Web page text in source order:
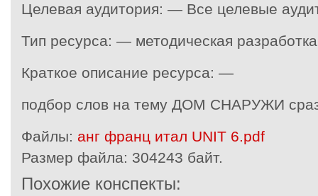
Целевая аудитория: — Все целевые
Тип ресурса: — методическая разработка
Краткое описание ресурса: —
подбор слов на тему ДОМ СНАРУЖИ
Файлы: анг франц итал UNIT 6.pdf
Размер файла: 304243 байт.
Похожие конспекты: